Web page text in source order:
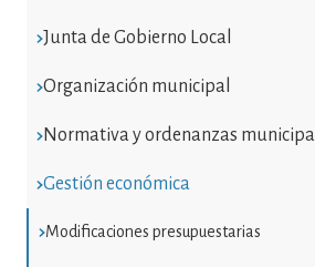
Junta de Gobierno Local
Organización municipal
Normativa y ordenanzas
Gestión económica
Modificaciones presupuestarias